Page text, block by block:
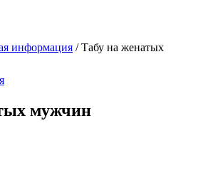
информация /Табу на женатых
мужчин